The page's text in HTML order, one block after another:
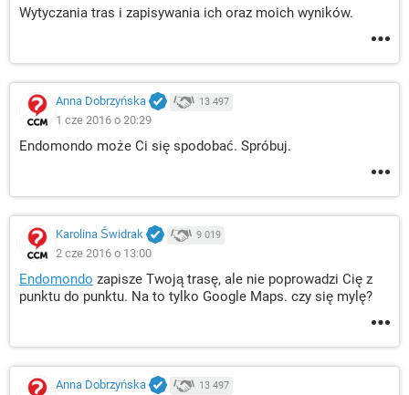
Wytyczania tras i zapisywania ich oraz moich wyników.
Anna Dobrzyńska 13 497
1 cze 2016 o 20:29
Endomondo może Ci się spodobać. Spróbuj.
Karolina Świdrak 9 019
2 cze 2016 o 13:00
Endomondo zapisze Twoją trasę, ale nie poprowadzi Cię z
punktu do punktu. Na to tylko Google Maps. czy się mylę?
Anna Dobrzyńska 13 497